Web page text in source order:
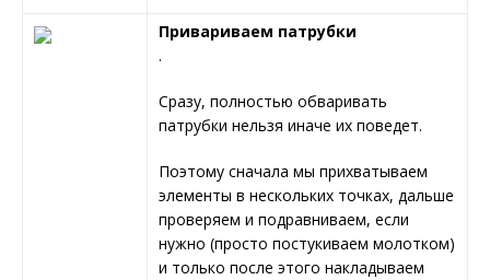
Привариваем патрубки
.
Сразу, полностью обваривать
патрубки нельзя иначе их поведет.
Поэтому сначала мы прихватываем
элементы в нескольких точках, дальше
проверяем и подравниваем, если
нужно (просто постукиваем молотком)
и только после этого накладываем